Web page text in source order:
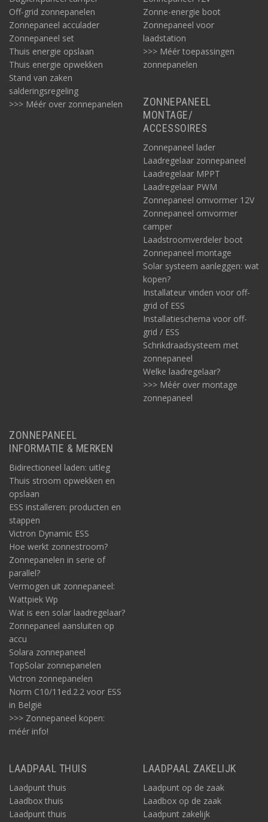
Off-grid zonnepanelen
Zonnepaneel acculader
Zonnepaneel set
Thuis energie opslaan
Thuis energie opwekken
Stand van zaken
salderingsregeling
>>> Méér over zonnepanelen
Zonne-energie boot
Zonnepaneel voor
laadstation
>>> Méér toepassingen
zonnepanelen
ZONNEPANEEL
MONTAGE/
ACCESSOIRES
Zonnepaneel lader
Laadregelaar zonnepaneel
Laadregelaar MPPT
Laadregelaar PWM
Zonnepaneel omvormer 12V
Zonnepaneel omvormer
camper
Laadstroomverdeler boot
Zonnepaneel montage
Solar systeem aanleggen: wat
kopen?
Installateur vinden voor off-
grid of ESS
Installatieschema voor off-
grid / ESS
Schrikdraadsysteem met
zonnepaneel
Welke laadregelaar?
>>> Méér over montage
zonnepaneel
ZONNEPANEEL
INFORMATIE & MERKEN
Bidirectioneel laden: uitleg
Thuis stroom opwekken en
opslaan
ESS installeren: producten en
stappen
Victron Dynamic ESS
Hoe werkt zonnestroom?
Zonnepanelen in serie of
parallel?
Vermogen uit zonnepaneel:
Wattpiek Wp
Wat is een solar laadregelaar?
Zonnepaneel aansluiten op
accu
Solara zonnepaneel
TopSolar zonnepanelen
Victron zonnepanelen
Norm C10/11ed.2.2 voor ESS
in België
>>> Zonnepaneel kopen:
méér info!
LAADPAAL THUIS
Laadpunt thuis
Laadbox thuis
Laadpunt thuis
LAADPAAL ZAKELIJK
Laadpunt op de zaak
Laadbox op de zaak
Laadpunt zakelijk